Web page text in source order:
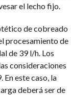
el lecho fijo.
de cobreado
procesamiento de
de 39 l/h. Los
consideraciones
En este caso, la
deberá ser de